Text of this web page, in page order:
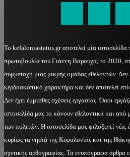
Το kefaloniastatus.gr αποτελεί μία
πρωτοβουλία του Γιάννη Βαρούχα, το 2020,
συμμετοχή μιας μικρής ομάδας εθελοντών. Δεν
κερδοσκοπικό χαρακτήρα και δεν αποτελεί
Δεν έχει έμμισθες σχέσεις εργασίας. Όσοι
ιστοσελίδα μας το κάνουν εθελοντικά και
των πολιτών. Η ιστοσελίδα μας φιλοξενεί
κυρίως τα νησιά της Κεφαλονιάς και της
σχετικής αρθογραφίας. Τα ενυπόγραφα άρθρα